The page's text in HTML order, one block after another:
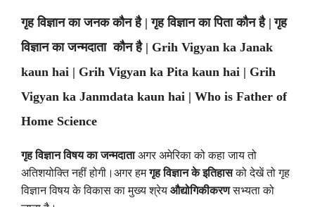
गृह विज्ञान का जनककौन है|गृह विज्ञान कापिता कौन है| गृह
विज्ञानकाजन्मदाता कौन है | Grih Vigyan ka Janak
kaun hai | Grih Vigyan ka Pita kaun hai | Grih
Vigyan ka Janmdata kaun hai | Who is Father of
Home Science
गृह विज्ञान विषय का जन्मदाताअगर अमेरिका को कहा जाय तो
अतिशयोक्ति नहीं होगी। अगर हमगृह विज्ञान के इतिहासको देखें तोगृह
विज्ञान विषय के विकास का मुख्य श्रेय औद्योगिकीकरणसभ्यता को